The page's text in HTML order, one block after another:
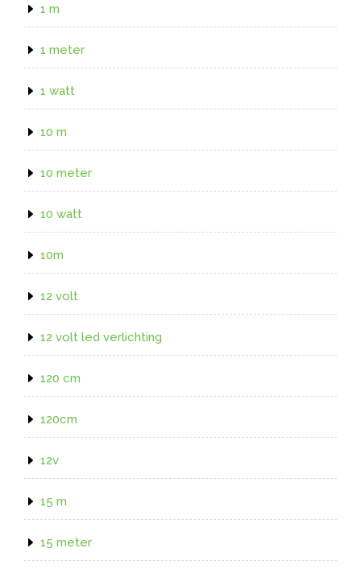
1 m
1 meter
1 watt
10 m
10 meter
10 watt
10m
12 volt
12 volt led verlichting
120 cm
120cm
12v
15 m
15 meter